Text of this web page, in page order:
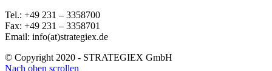
Tel.: +49 231 – 3358700
Fax: +49 231 – 3358701
Email: info(at)strategiex.de
© Copyright 2020 - STRATEGIEX GmbH
Nach oben scrollen